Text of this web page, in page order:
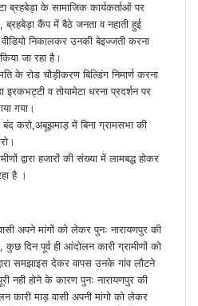
ब्रहबेड़ा के सामाजिक कार्यकर्ताओं पर
कैंप में बैठे जनता व नहाती हुई
निकालकर उनकी बेइज्जती करना
जा रहा है।
के रोड चौड़ीकरण बिल्डिंग निमार्ण करना
इरकभट्टी व तोयामेटा धरना प्रदर्शन पर
गया।
करो,अबूझमाड़ में बिना ग्रामसभा की
द्वारा हजारों की संख्या में लामबद्ध होकर
है ।
अपने मांगों को लेकर पुनः नारायणपुर की
दिन पूर्व ही आंदोलन कारी ग्रामीणों को
समझाइस देकर वापस उनके गांव लौटने
नही होने के कारण पुनः नारायणपुर की
कारी माड़ वासी अपनी मांगो को लेकर